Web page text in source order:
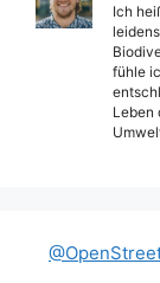
Ich
fühle
Leben